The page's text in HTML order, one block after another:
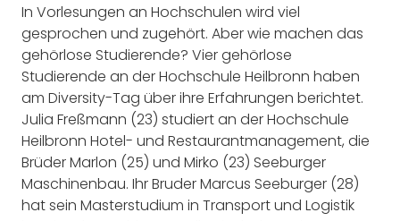
In Vorlesungen an Hochschulen wird viel
gesprochen und zugehört. Aber wie machen das
gehörlose Studierende? Vier gehörlose
Studierende an der Hochschule Heilbronn haben
am Diversity-Tag über ihre Erfahrungen berichtet.
Julia Freßmann (23) studiert an der Hochschule
Heilbronn Hotel- und Restaurantmanagement, die
Brüder Marlon (25) und Mirko (23) Seeburger
Maschinenbau. Ihr Bruder Marcus Seeburger (28)
hat sein Masterstudium in Transport und Logistik